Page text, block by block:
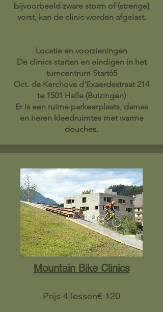
bijvoorbeeld zware storm of (strenge)
vorst, kan de clinic worden afgelast.
Locatie en voorzieningen
De clinics starten en eindigen in het
turncentrum Start65
Oct. de Kerchove d'Exaerdestraat 214
te 1501 Halle (Buizingen)
Er is een ruime parkeerplaats, dames
en heren kleedruimtes met warme
douches.
Mountain Bike Clinics
Prijs 4 lessen€ 120